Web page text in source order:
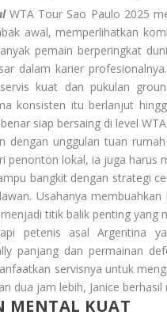
WTA Tour Sao Paulo 2025
awal, memperlihatkan
pemain berperingkat
dalam karier
kuat dan pukulan
konsisten itu berlanjut
siap bersaing di level WTA.
dengan unggulan tuan
penonton lokal, ia juga harus
bangkit dengan strategi
Usahanya
titik balik penting
petenis asal Argentina
panjang dan permainan
servisnya untuk
dua jam lebih, Janice
MENTAL KUAT